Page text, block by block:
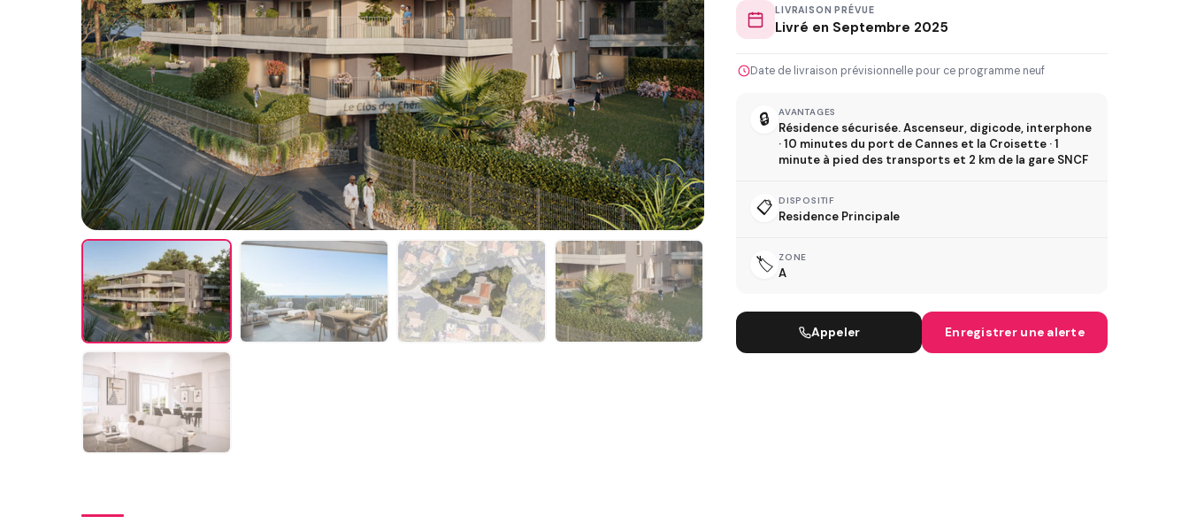
3 km 5 km
Immédiate 2027 2028 2029
TVA réduite
MÉTRO
LIVRAISON PRÉVUE
Livré en Septembre 2025
Date de livraison prévisionnelle pour ce programme neuf
🔒 AVANTAGES
Résidence sécurisée. Ascenseur, digicode, interphone
· 10 minutes du port de Cannes et la Croisette · 1
minute à pied des transports et 2 km de la gare SNCF
📋 DISPOSITIF
Residence Principale
🏷️ ZONE
A
Appeler Enregistrer une alerte